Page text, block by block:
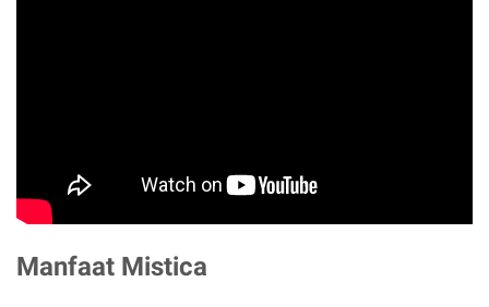
Manfaat Mistica